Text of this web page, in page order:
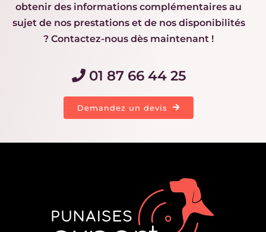
obtenir des informations complémentaires au
sujet de nos prestations et de nos disponibilités
? Contactez-nous dès maintenant !
01 87 66 44 25
Demandez un devis